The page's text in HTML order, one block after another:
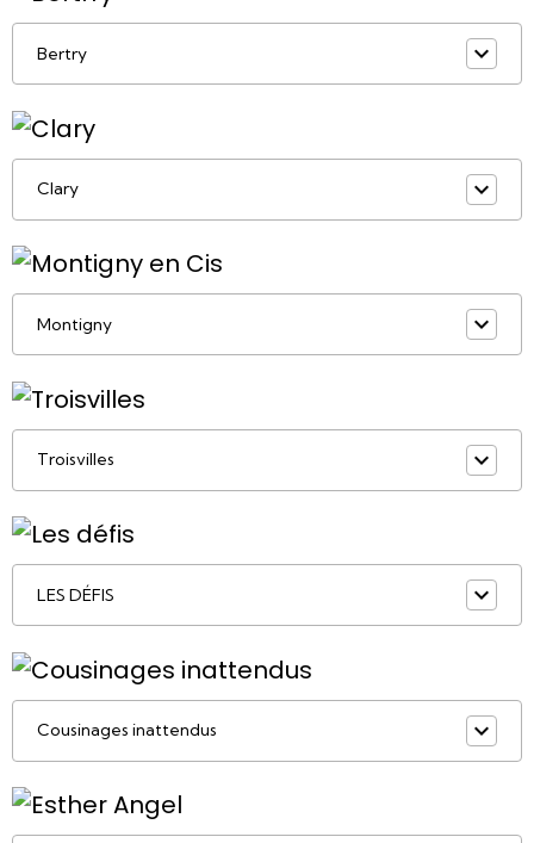
Bertry
Clary
Montigny
Troisvilles
LES DÉFIS
Cousinages inattendus